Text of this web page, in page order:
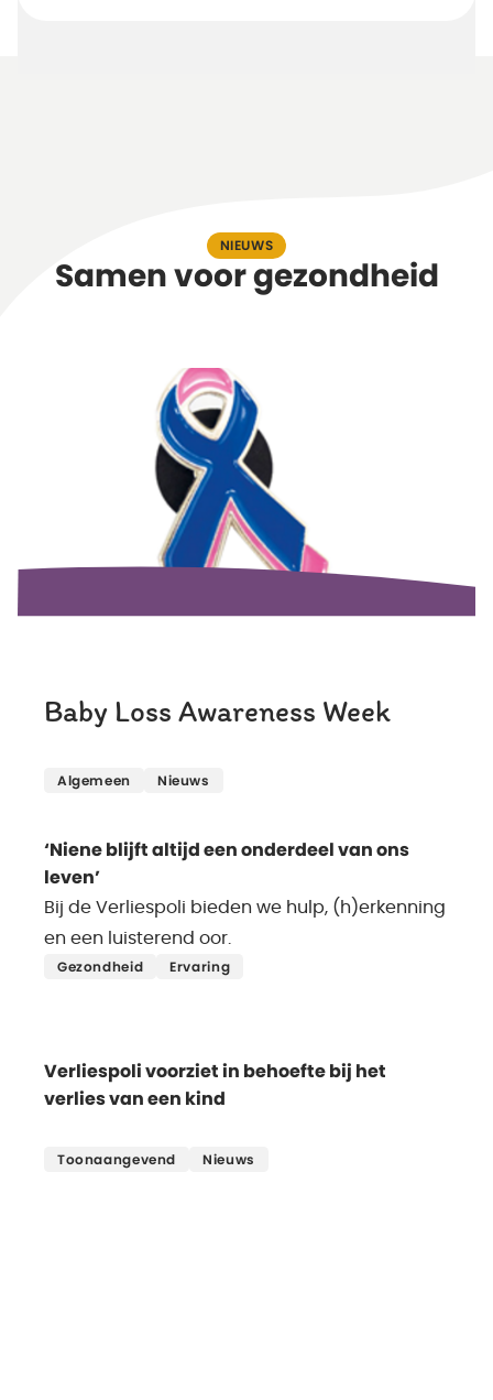
NIEUWS
Samen voor gezondheid
Baby Loss Awareness Week
Algemeen Nieuws
‘Niene blijft altijd een onderdeel van ons
leven’
Bij de Verliespoli bieden we hulp, (h)erkenning
en een luisterend oor.
Lees meer
Gezondheid Ervaring
Verliespoli voorziet in behoefte bij het
verlies van een kind
Lees meer
Toonaangevend Nieuws